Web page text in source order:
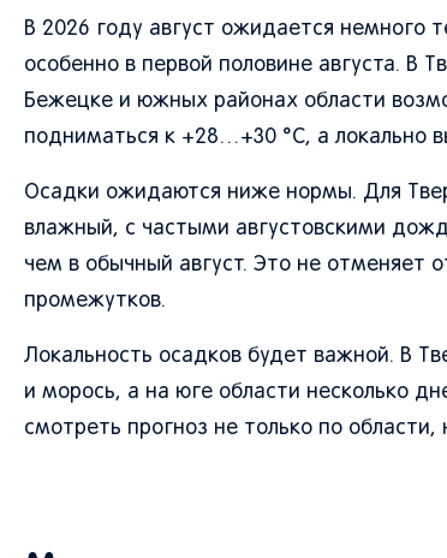
В 2026 году август ожидается немного
особенно в первой половине августа. В
Бежецке и южных районах области
подниматься к +28…+30 °C, а локально
Осадки ожидаются ниже нормы. Для
влажный, с частыми августовскими
чем в обычный август. Это не отменяет
промежутков.
Локальность осадков будет важной. В
и морось, а на юге области несколько
смотреть прогноз не только по